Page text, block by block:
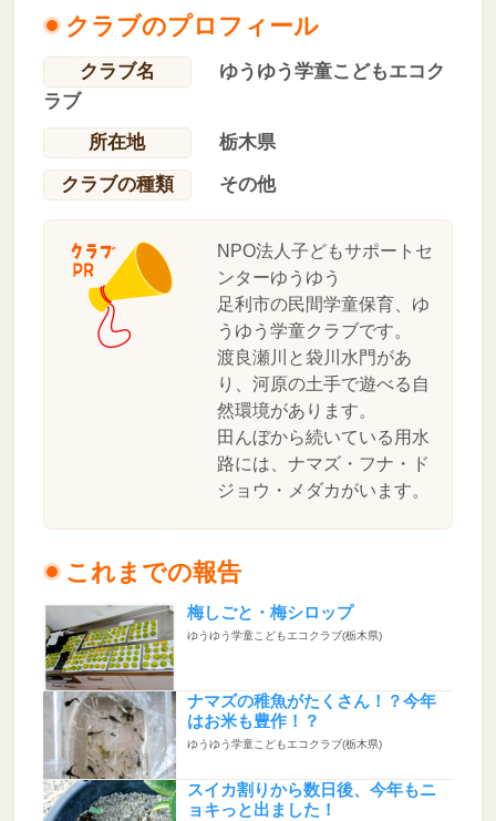
クラブのプロフィール
クラブ名
ゆうゆう学童こどもエコク
ラブ
所在地
栃木県
クラブの種類
その他
NPO法人子どもサポートセ
ンターゆうゆう
足利市の民間学童保育、ゆ
うゆう学童クラブです。
渡良瀬川と袋川水門があ
り、河原の土手で遊べる自
然環境があります。
田んぼから続いている用水
路には、ナマズ・フナ・ド
ジョウ・メダカがいます。
これまでの報告
梅しごと・梅シロップ
ゆうゆう学童こどもエコクラブ(栃木県)
ナマズの稚魚がたくさん！？今年
はお米も豊作！？
ゆうゆう学童こどもエコクラブ(栃木県)
スイカ割りから数日後、今年もニ
ョキっと出ました！